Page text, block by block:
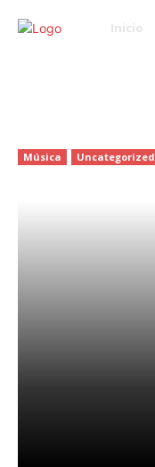
Inicio
Música Uncategorized